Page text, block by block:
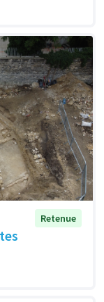
Retenue